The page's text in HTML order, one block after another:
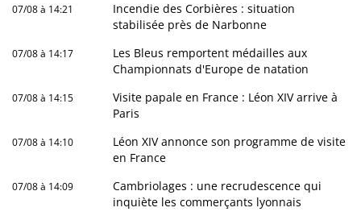
07/08 à 14:21
Incendie des Corbières : situation
stabilisée près de Narbonne
07/08 à 14:17
Les Bleus remportent médailles aux
Championnats d'Europe de natation
07/08 à 14:15
Visite papale en France : Léon XIV arrive à
Paris
07/08 à 14:10
Léon XIV annonce son programme de visite
en France
07/08 à 14:09
Cambriolages : une recrudescence qui
inquiète les commerçants lyonnais